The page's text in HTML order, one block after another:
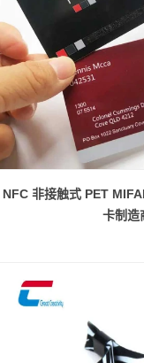
NFC 非接触式 PET
卡制造